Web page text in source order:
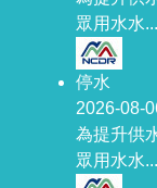
眾用水水...
停水
2026-08-
為提升供
眾用水水...